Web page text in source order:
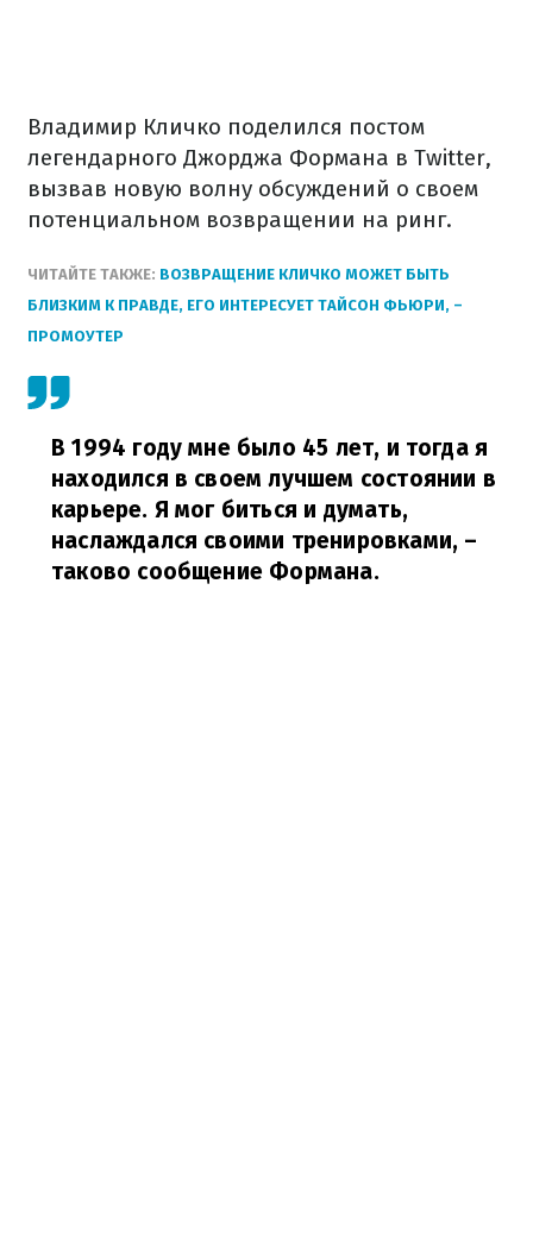
Владимир Кличко поделился постом
легендарного Джорджа Формана в Twitter,
вызвав новую волну обсуждений о своем
потенциальном возвращении на ринг.
ЧИТАЙТЕ ТАКЖЕ: ВОЗВРАЩЕНИЕ КЛИЧКО МОЖЕТ БЫТЬ
БЛИЗКИМ К ПРАВДЕ, ЕГО ИНТЕРЕСУЕТ ТАЙСОН ФЬЮРИ, –
ПРОМОУТЕР
В 1994 году мне было 45 лет, и тогда я
находился в своем лучшем состоянии в
карьере. Я мог биться и думать,
наслаждался своими тренировками, –
таково сообщение Формана.